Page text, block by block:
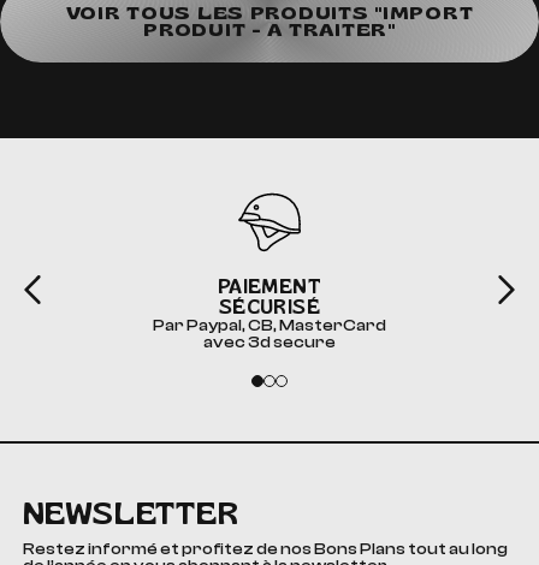
VOIR TOUS LES PRODUITS "IMPORT
PRODUIT - A TRAITER"
PAIEMENT
SÉCURISÉ
Par Paypal, CB, MasterCard
avec 3d secure
NEWSLETTER
Restez informé et profitez de nos Bons Plans tout au long